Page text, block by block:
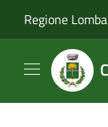
Regione